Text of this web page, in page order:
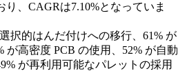
、CAGRは7.10%となっていま
択的はんだ付けへの移行、61% が
が高密度 PCB の使用、52% が自動
が再利用可能なパレットの採用